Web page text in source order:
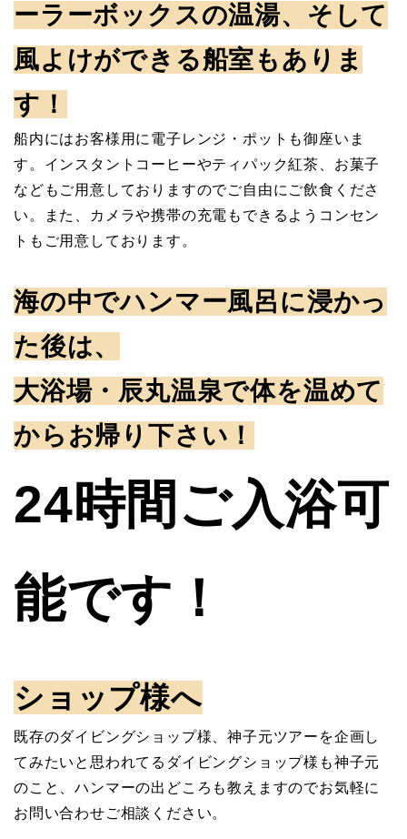
ーラーボックスの温湯、そして
風よけができる船室もありま
す！
船内にはお客様用に電子レンジ・ポットも御座いま
す。インスタントコーヒーやティパック紅茶、お菓子
などもご用意しておりますのでご自由にご飲食くださ
い。また、カメラや携帯の充電もできるようコンセン
トもご用意しております。
海の中でハンマー風呂に浸かっ
た後は、
大浴場・辰丸温泉で体を温めて
からお帰り下さい！
24時間ご入浴可
能です！
ショップ様へ
既存のダイビングショップ様、神子元ツアーを企画し
てみたいと思われてるダイビングショップ様も神子元
のこと、ハンマーの出どころも教えますのでお気軽に
お問い合わせご相談ください。